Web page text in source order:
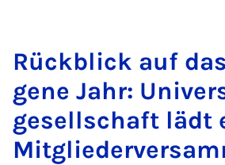
Rückblick auf
gene Jahr:
gesell­schaft lädt